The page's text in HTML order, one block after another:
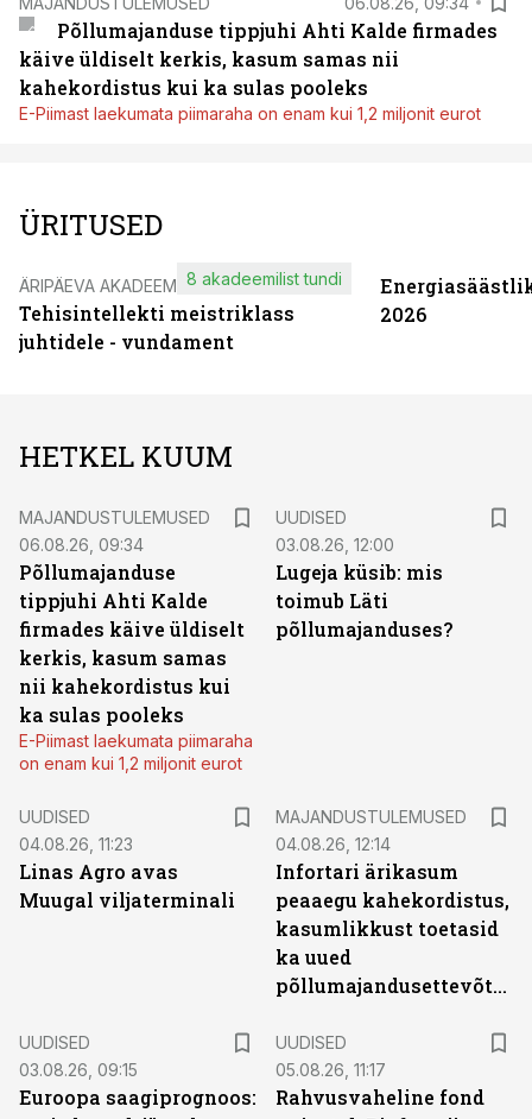
Põllumajanduse tippjuhi Ahti Kalde firmades
käive üldiselt kerkis, kasum samas nii
kahekordistus kui ka sulas pooleks
E-Piimast laekumata piimaraha on enam kui 1,2 miljonit eurot
ÜRITUSED
ÄRIPÄEVA AKADEEMIA
Tehisintellekti meistriklass
juhtidele - vundament
8 akadeemilist tundi
2026
HETKEL KUUM
MAJANDUSTULEMUSED
06.08.26, 09:34
Põllumajanduse
tippjuhi Ahti Kalde
firmades käive üldiselt
kerkis, kasum samas
nii kahekordistus kui
ka sulas pooleks
E-Piimast laekumata piimaraha
on enam kui 1,2 miljonit eurot
UUDISED
03.08.26, 12:00
Lugeja küsib: mis
toimub Läti
põllumajanduses?
UUDISED
04.08.26, 11:23
Linas Agro avas
Muugal viljaterminali
MAJANDUSTULEMUSED
04.08.26, 12:14
Infortari ärikasum
peaaegu kahekordistus,
kasumlikkust toetasid
ka uued
põllumajandusettevõtted
UUDISED
03.08.26, 09:15
Euroopa saagiprognoos:
UUDISED
05.08.26, 11:17
Rahvusvaheline fond